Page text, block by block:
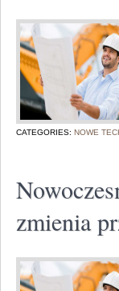
CATEGORIES: NOWE
zmienia